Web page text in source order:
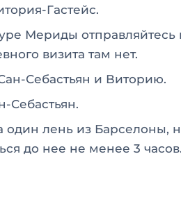
Гастейс.
Мериды отправляйтесь
визита там нет.
Себастьян и Виторию.
Себастьян.
лень из Барселоны,
до нее не менее 3 часов.